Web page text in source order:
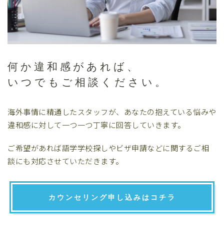
何か違和感があれば、
いつでもご相談ください。
海外事情に精通したスタッフが、あなたの抱えている悩みや
違和感に対して一つ一つ丁寧に回答していきます。
ご希望があれば語学学校探しやビザ申請などに関するご相
談にも対応させていただきます。
カウンセリング申し込みはコチラ